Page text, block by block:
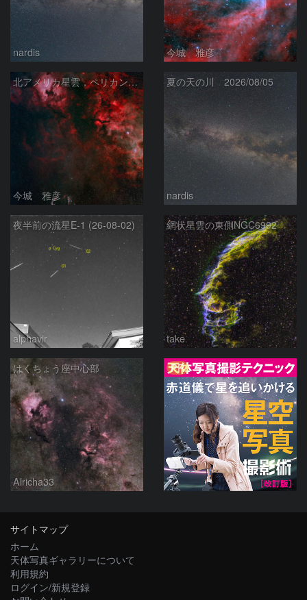
nardis 今城 雅彦
北アメリカ星雲，ペリカン星雲，サドル付近，クレセント星雲，網状星雲・・・etc
今城 雅彦
夏の天の川 2026/08/05
nardis
夜半前の流星E-1 (26-08-02)
alphavir
網状星雲の東側NGC6992
take
はくちょう座中心部
Alricha33
PR
サイトマップ
ホーム
天体写真ギャラリーについて
利用規約
ログイン/新規登録